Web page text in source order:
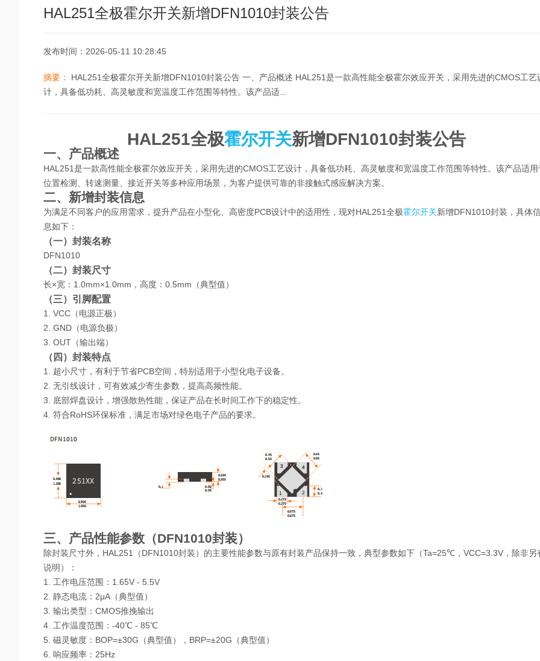
HAL251全极霍尔开关新增DFN1010封装公告
发布时间：2026-05-11 10:28:45
摘要：
HAL251全极霍尔开关新增DFN1010封装公告 一、产品概述 HAL251是一款高性能全极霍尔效应开关，采用先进的CMOS工艺
计，具备低功耗、高灵敏度和宽温度工作范围等特性。该产品适...
HAL251全极霍尔开关新增DFN1010封装公告
一、产品概述
HAL251是一款高性能全极霍尔效应开关，采用先进的CMOS工艺设计，具备低功耗、高灵敏度和宽温度工作范围等特性。该产品适用
位置检测、转速测量、接近开关等多种应用场景，为客户提供可靠的非接触式感应解决方案。
二、新增封装信息
为满足不同客户的应用需求，提升产品在小型化、高密度PCB设计中的适用性，现对HAL251全极霍尔开关新增DFN1010封装，具体
息如下：
（一）封装名称
DFN1010
（二）封装尺寸
长×宽：1.0mm×1.0mm，高度：0.5mm（典型值）
（三）引脚配置
1. VCC（电源正极）
2. GND（电源负极）
3. OUT（输出端）
（四）封装特点
1. 超小尺寸，有利于节省PCB空间，特别适用于小型化电子设备。
2. 无引线设计，可有效减少寄生参数，提高高频性能。
3. 底部焊盘设计，增强散热性能，保证产品在长时间工作下的稳定性。
4. 符合RoHS环保标准，满足市场对绿色电子产品的要求。
三、产品性能参数（DFN1010封装）
除封装尺寸外， HAL251（DFN1010封装）的主要性能参数与原有封装产品保持一致，典型参数如下（Ta=25℃，VCC=3.3V，除非另
说明）：
1. 工作电压范围：1.65V - 5.5V
2. 静态电流：2μA（典型值）
3. 输出类型：CMOS推挽输出
4. 工作温度范围：-40℃ - 85℃
5. 磁灵敏度：BOP=±30G（典型值），BRP=±20G（典型值）
6. 响应频率：25Hz